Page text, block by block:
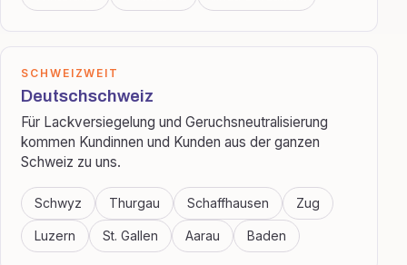
SCHWEIZWEIT
Deutschschweiz
Für Lackversiegelung und Geruchsneutralisierung
kommen Kundinnen und Kunden aus der ganzen
Schweiz zu uns.
Schwyz Thurgau Schaffhausen Zug
Luzern St. Gallen Aarau Baden